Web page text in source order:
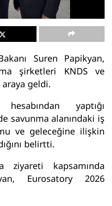
Suren Papikyan,
şirketleri KNDS ve
geldi.
yaptığı
savunma alanındaki iş
ve geleceğine ilişkin
belirtti.
ziyareti kapsamında
Eurosatory 2026